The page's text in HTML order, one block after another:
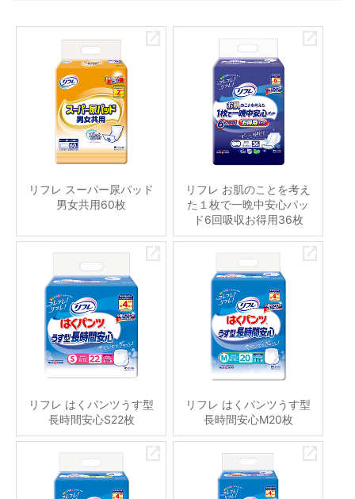
リフレ スーパー尿パッド
男女共用60枚
リフレ お肌のことを考え
た１枚で一晩中安心パッ
ド6回吸収お得用36枚
リフレ はくパンツうす型
長時間安心S22枚
リフレ はくパンツうす型
長時間安心M20枚